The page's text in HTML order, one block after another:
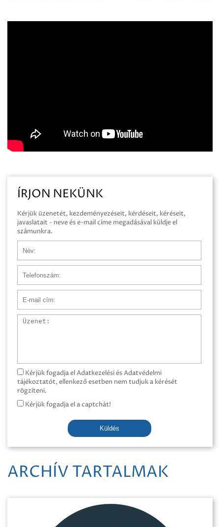
ÍRJON NEKÜNK
Kérjük üzenetét, kezdeményezéseit, kérdéseit, kéréseit,
javaslatait - neve és e-mail címe megadásával küldje el
számunkra.
Üzenet
Kérjük fogadja el Adatkezelési és Adatvédelmi
tájékoztatót, ellenkező esetben nem tudjuk a kérését
rögzíteni.
Kérjük fogadja el a captchát!
Küldés
ARCHÍV TARTALMAK